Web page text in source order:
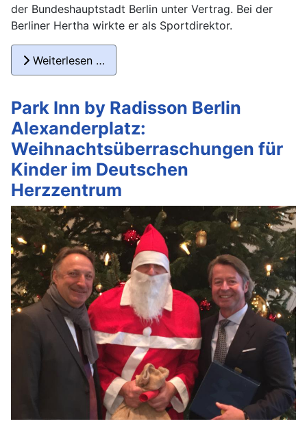
der Bundeshauptstadt Berlin unter Vertrag. Bei der
Berliner Hertha wirkte er als Sportdirektor.
Weiterlesen …
Park Inn by Radisson Berlin
Alexanderplatz:
Weihnachtsüberraschungen für
Kinder im Deutschen
Herzzentrum